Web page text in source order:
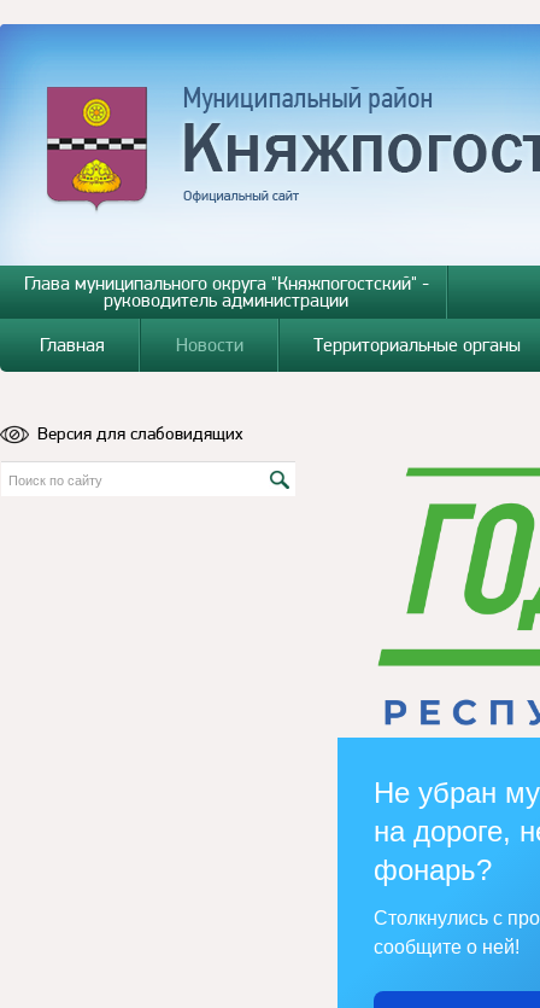
Глава муниципального округа "Княжпогостский" -
руководитель администрации
Главная
Новости Территориальные органы
Версия для слабовидящих
Не убран
на дороге,
фонарь?
Столкнулись с
сообщите о ней!